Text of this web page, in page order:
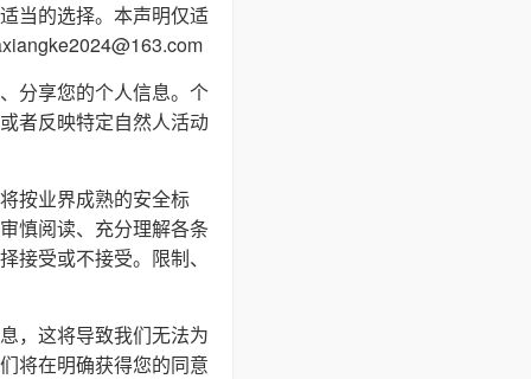
当的选择。本声明仅适
分享您的个人信息。个
者反映特定自然人活动
按业界成熟的安全标
慎阅读、充分理解各条
受或不接受。限制、
，这将导致我们无法为
将在明确获得您的同意